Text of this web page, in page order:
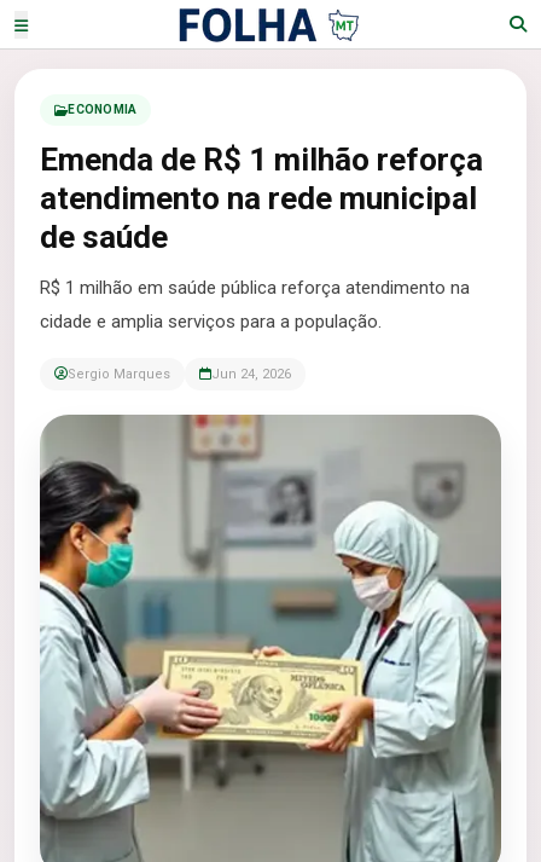
ECONOMIA
Emenda de R$ 1 milhão reforça
atendimento na rede municipal
de saúde
R$ 1 milhão em saúde pública reforça atendimento na
cidade e amplia serviços para a população.
Sergio Marques Jun 24, 2026